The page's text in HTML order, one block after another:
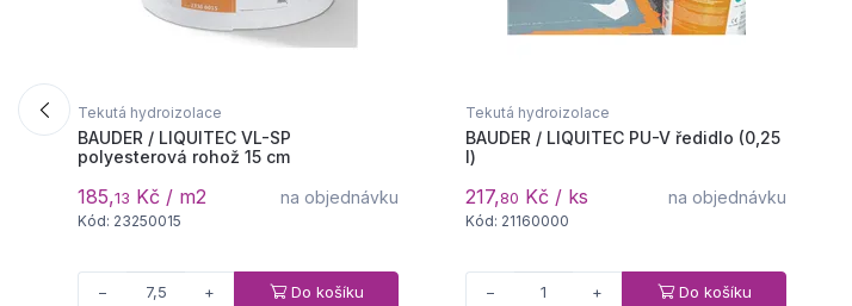
Tekutá hydroizolace
BAUDER / LIQUITEC VL-SP
polyesterová rohož 15 cm
185,13 Kč / m2 na objednávku
Kód: 23250015
− + Do košíku
Tekutá hydroizolace
BAUDER / LIQUITEC PU-V ředidlo (0,25
l)
217,80 Kč / ks na objednávku
Kód: 21160000
− + Do košíku